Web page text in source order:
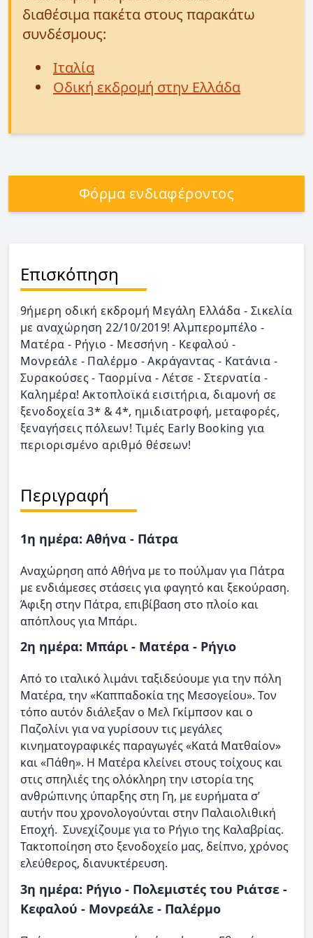
διαθέσιμα πακέτα στους παρακάτω
συνδέσμους:
Ιταλία
Οδική εκδρομή στην Ελλάδα
Φόρμα ενδιαφέροντος
Επισκόπηση
9ήμερη οδική εκδρομή Μεγάλη Ελλάδα - Σικελία
με αναχώρηση 22/10/2019! Αλμπερομπέλο -
Ματέρα - Ρήγιο - Μεσσήνη - Κεφαλού -
Μονρεάλε - Παλέρμο - Ακράγαντας - Κατάνια -
Συρακούσες - Ταορμίνα - Λέτσε - Στερνατία -
Καλημέρα! Ακτοπλοϊκά εισιτήρια, διαμονή σε
ξενοδοχεία 3* & 4*, ημιδιατροφή, μεταφορές,
ξεναγήσεις πόλεων! Τιμές Early Booking για
περιορισμένο αριθμό θέσεων!
Περιγραφή
1η ημέρα: Αθήνα - Πάτρα
Αναχώρηση από Αθήνα με το πούλμαν για Πάτρα
με ενδιάμεσες στάσεις για φαγητό και ξεκούραση.
Άφιξη στην Πάτρα, επιβίβαση στο πλοίο και
απόπλους για Μπάρι.
2η ημέρα: Μπάρι - Ματέρα - Ρήγιο
Από το ιταλικό λιμάνι ταξιδεύουμε για την πόλη
Ματέρα, την «Καππαδοκία της Μεσογείου». Τον
τόπο αυτόν διάλεξαν ο Μελ Γκίμπσον και ο
Παζολίνι για να γυρίσουν τις μεγάλες
κινηματογραφικές παραγωγές «Κατά Ματθαίον»
και «Πάθη». Η Ματέρα κλείνει στους τοίχους και
στις σπηλιές της ολόκληρη την ιστορία της
ανθρώπινης ύπαρξης στη Γη, με ευρήματα σ’
αυτήν που χρονολογούνται στην Παλαιολιθική
Εποχή. Συνεχίζουμε για το Ρήγιο της Καλαβρίας.
Τακτοποίηση στο ξενοδοχείο μας, δείπνο, χρόνος
ελεύθερος, διανυκτέρευση.
3η ημέρα: Ρήγιο - Πολεμιστές του Ριάτσε -
Κεφαλού - Μονρεάλε - Παλέρμο